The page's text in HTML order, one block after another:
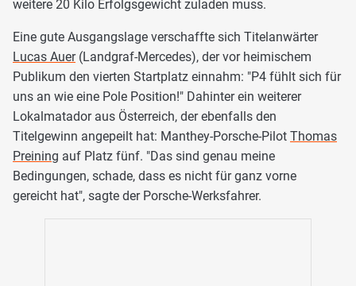
weitere 20 Kilo Erfolgsgewicht zuladen muss.
Eine gute Ausgangslage verschaffte sich Titelanwärter
Lucas Auer(Landgraf-Mercedes), der vor heimischem
Publikum den vierten Startplatz einnahm: "P4 fühlt sich für
uns an wie eine Pole Position!" Dahinter ein weiterer
Lokalmatador aus Österreich, der ebenfalls den
Titelgewinn angepeilt hat: Manthey-Porsche-Pilot Thomas
Preining auf Platz fünf. "Das sind genau meine
Bedingungen, schade, dass es nicht für ganz vorne
gereicht hat", sagte der Porsche-Werksfahrer.